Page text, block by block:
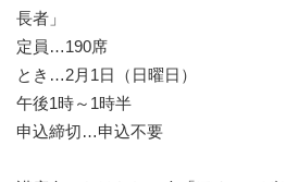
長者」
定員…190席
とき…2月1日（日曜日）
午後1時～1時半
申込締切…申込不要